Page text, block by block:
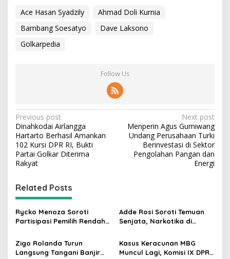
Ace Hasan Syadzily
Ahmad Doli Kurnia
Bambang Soesatyo
Dave Laksono
Golkarpedia
Follow Us
P
o
s
t
a
v
i
a
Previous post
Dinahkodai Airlangga
Hartarto Berhasil Amankan
102 Kursi DPR RI, Bukti
Partai Golkar Diterima
Rakyat
Next post
Menperin Agus Gumiwang
Undang Perusahaan Turki
Berinvestasi di Sektor
Pengolahan Pangan dan
Energi
Related Posts
Rycko Menoza Soroti
Partisipasi Pemilih Rendah
Edukasi Politik
Adde Rosi Soroti Temuan
Senjata, Narkotika di
Siswa Harus Dijaga
Zigo Rolanda Turun
Langsung Tangani Banjir
Kasus Keracunan MBG
Muncul Lagi, Komisi IX DPR